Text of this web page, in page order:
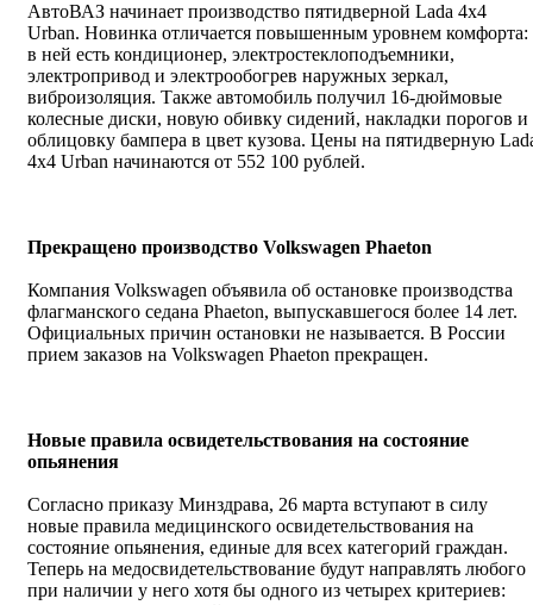
АвтоВАЗ начинает производство пятидверной Lada 4х4
Urban. Новинка отличается повышенным уровнем комфорта:
в ней есть кондиционер, электростеклоподъемники,
электропривод и электрообогрев наружных зеркал,
виброизоляция. Также автомобиль получил 16-дюймовые
колесные диски, новую обивку сидений, накладки порогов и
облицовку бампера в цвет кузова. Цены на пятидверную
4х4 Urban начинаются от 552 100 рублей.
Прекращено производство Volkswagen Phaeton
Компания Volkswagen объявила об остановке производства
флагманского седана Phaeton, выпускавшегося более 14 лет.
Официальных причин остановки не называется. В России
прием заказов на Volkswagen Phaeton прекращен.
Новые правила освидетельствования на состояние
опьянения
Согласно приказу Минздрава, 26 марта вступают в силу
новые правила медицинского освидетельствования на
состояние опьянения, единые для всех категорий граждан.
Теперь на медосвидетельствование будут направлять любого
при наличии у него хотя бы одного из четырех критериев: